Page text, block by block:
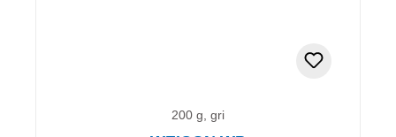
200 g, gri